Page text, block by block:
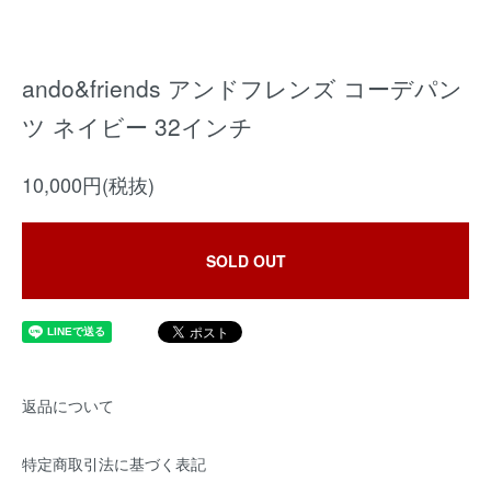
ando&friends アンドフレンズ コーデパン
ツ ネイビー 32インチ
10,000円(税抜)
SOLD OUT
返品について
特定商取引法に基づく表記